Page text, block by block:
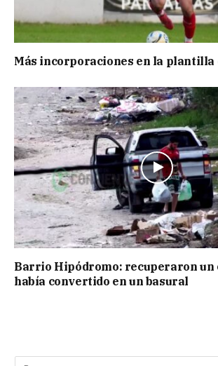
Más incorporaciones en la plantilla
Barrio Hipódromo: recuperaron un
había convertido en un basural